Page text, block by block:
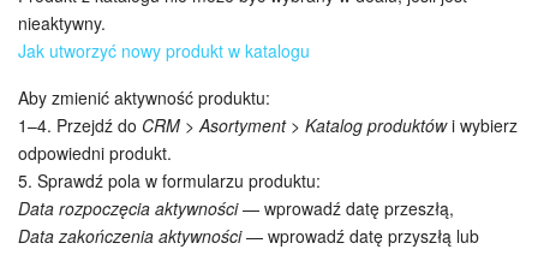
nieaktywny.
Jak utworzyć nowy produkt w katalogu
Aby zmienić aktywność produktu:
1–4. Przejdź do CRM > Asortyment > Katalog produktówi wybierz
odpowiedni produkt.
5. Sprawdź pola w formularzu produktu:
Data rozpoczęcia aktywności— wprowadź datę przeszłą,
Data zakończenia aktywności— wprowadź datę przyszłą lub